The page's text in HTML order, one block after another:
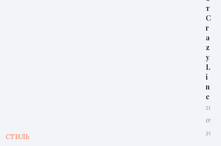
СТИЛЬ
т
C
r
a
z
y
L
i
n
e
2026-
07-
29